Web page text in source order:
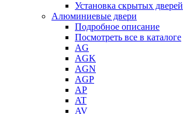
Установка скрытых дверей
Алюминиевые двери
Подробное описание
Посмотреть все в каталоге
AG
AGK
AGN
AGP
AP
AT
AV